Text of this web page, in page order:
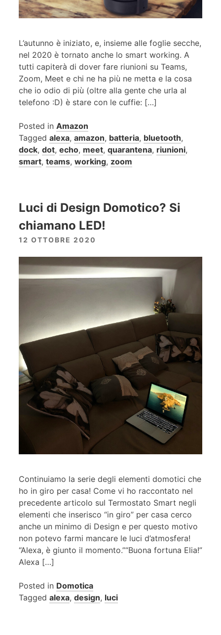
L’autunno è iniziato, e, insieme alle foglie secche,
nel 2020 è tornato anche lo smart working. A
tutti capiterà di dover fare riunioni su Teams,
Zoom, Meet e chi ne ha più ne metta e la cosa
che io odio di più (oltre alla gente che urla al
telefono :D) è stare con le cuffie: […]
Posted in Amazon
Tagged alexa, amazon, batteria, bluetooth,
dock, dot, echo, meet, quarantena, riunioni,
smart, teams, working, zoom
Luci di Design Domotico? Si
chiamano LED!
12 OTTOBRE 2020
Continuiamo la serie degli elementi domotici che
ho in giro per casa! Come vi ho raccontato nel
precedente articolo sul Termostato Smart negli
elementi che inserisco “in giro” per casa cerco
anche un minimo di Design e per questo motivo
non potevo farmi mancare le luci d’atmosfera!
“Alexa, è giunto il momento.”“Buona fortuna Elia!”
Alexa […]
Posted in Domotica
Tagged alexa, design, luci